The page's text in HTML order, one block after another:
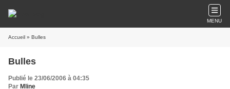
MENU
Accueil » Bulles
Bulles
Publié le 23/06/2006 à 04:35
Par Mline